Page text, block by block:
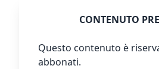
CONTENUTO
Questo contenuto è
abbonati.